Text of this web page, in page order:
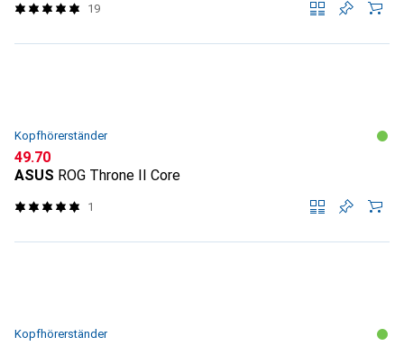
19
Kopfhörerständer
CHF
49.70
ASUS ROG Throne II Core
1
Kopfhörerständer